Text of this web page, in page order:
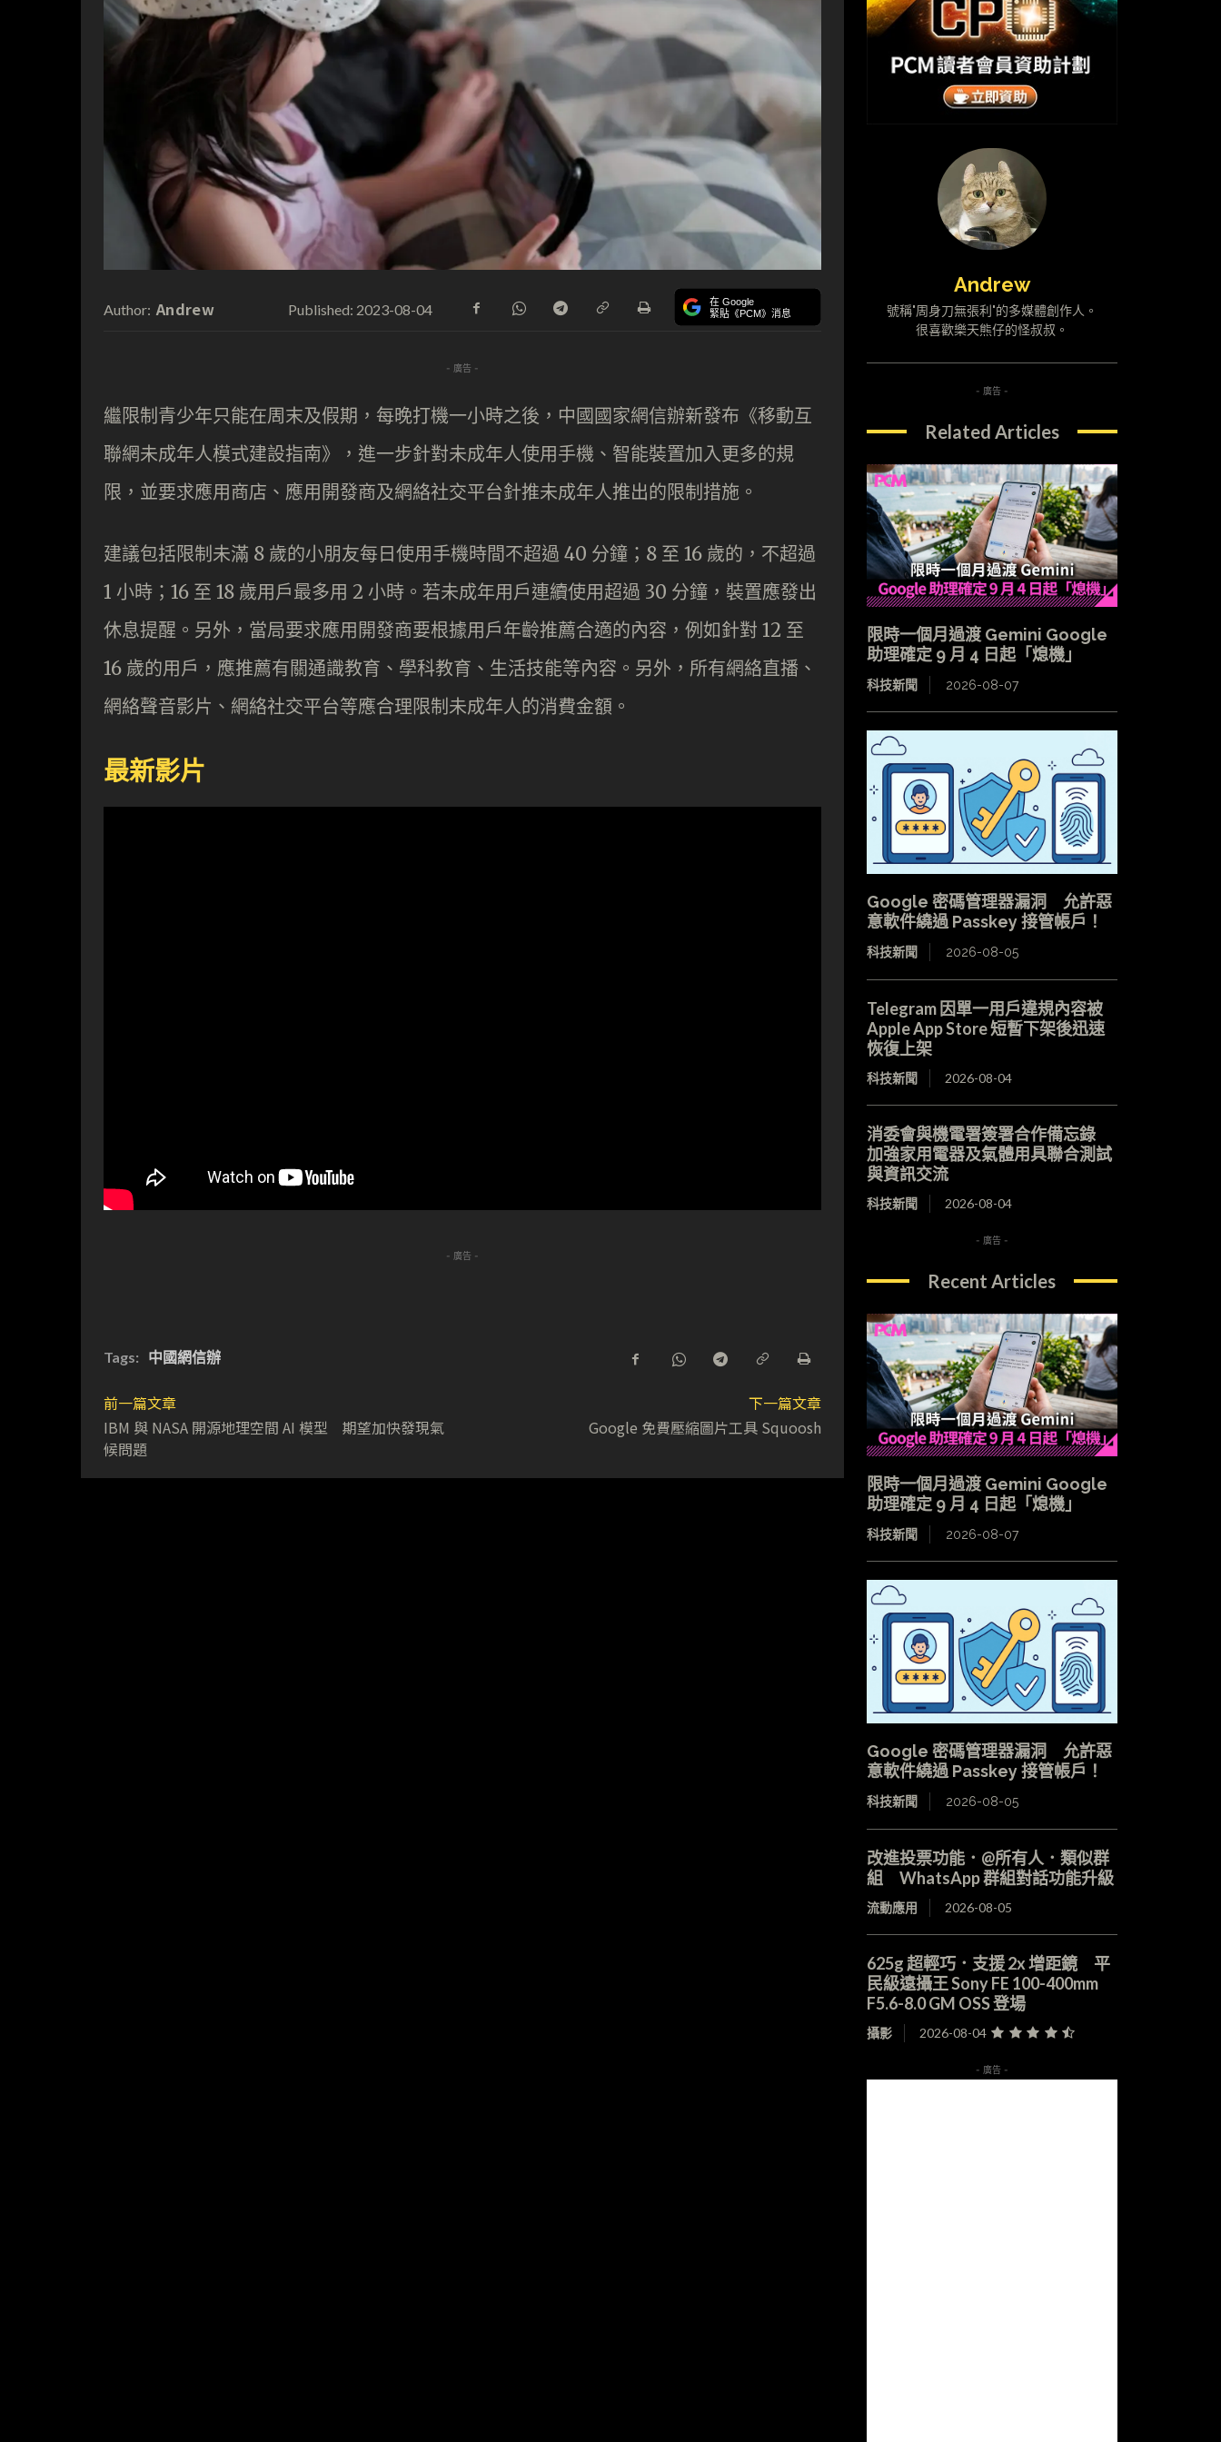
Author: Andrew Published: 2023-08-04 在 Google
緊貼《PCM》消息
- 廣告 -
繼限制青少年只能在周末及假期，每晚打機一小時之後，中國國家網信辦新發布《移動互
聯網未成年人模式建設指南》，進一步針對未成年人使用手機、智能裝置加入更多的規
限，並要求應用商店、應用開發商及網絡社交平台針推未成年人推出的限制措施。
建議包括限制未滿 8 歲的小朋友每日使用手機時間不超過 40 分鐘；8 至 16 歲的，不超過
1 小時；16 至 18 歲用戶最多用 2 小時。若未成年用戶連續使用超過 30 分鐘，裝置應發出
休息提醒。另外，當局要求應用開發商要根據用戶年齡推薦合適的內容，例如針對 12 至
16 歲的用戶，應推薦有關通識教育、學科教育、生活技能等內容。另外，所有網絡直播、
網絡聲音影片、網絡社交平台等應合理限制未成年人的消費金額。
最新影片
- 廣告 -
Tags: 中國網信辦
前一篇文章
IBM 與 NASA 開源地理空間 AI 模型 期望加快發現氣
候問題
下一篇文章
Google 免費壓縮圖片工具 Squoosh
Andrew
號稱"周身刀無張利"的多媒體創作人。
很喜歡樂天熊仔的怪叔叔。
- 廣告 -
Related Articles
限時一個月過渡 Gemini Google
助理確定 9 月 4 日起「熄機」
科技新聞 2026-08-07
Google 密碼管理器漏洞 允許惡
意軟件繞過 Passkey 接管帳戶！
科技新聞 2026-08-05
Telegram 因單一用戶違規內容被
Apple App Store 短暫下架後迅速
恢復上架
科技新聞 2026-08-04
消委會與機電署簽署合作備忘錄
加強家用電器及氣體用具聯合測試
與資訊交流
科技新聞 2026-08-04
- 廣告 -
Recent Articles
限時一個月過渡 Gemini Google
助理確定 9 月 4 日起「熄機」
科技新聞 2026-08-07
Google 密碼管理器漏洞 允許惡
意軟件繞過 Passkey 接管帳戶！
科技新聞 2026-08-05
改進投票功能．@所有人．類似群
組 WhatsApp 群組對話功能升級
流動應用 2026-08-05
625g 超輕巧．支援 2x 增距鏡 平
民級遠攝王 Sony FE 100-400mm
F5.6-8.0 GM OSS 登場
攝影 2026-08-04
- 廣告 -